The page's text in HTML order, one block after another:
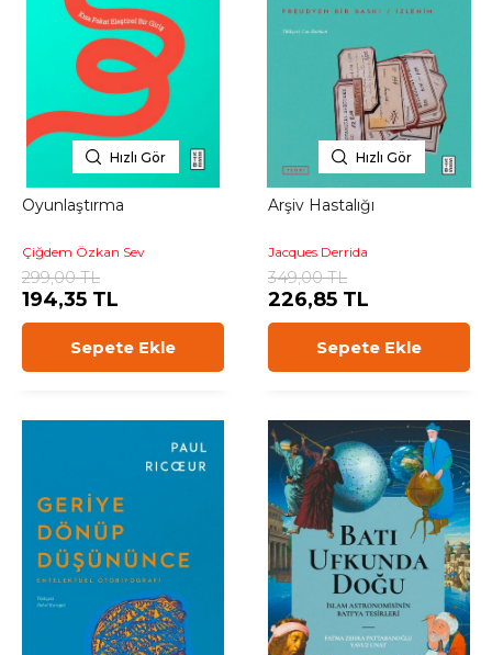
Hızlı Gör
Oyunlaştırma
Çiğdem Özkan Sev
299,00 TL
194,35 TL
Sepete Ekle
Hızlı Gör
Arşiv Hastalığı
Jacques Derrida
349,00 TL
226,85 TL
Sepete Ekle